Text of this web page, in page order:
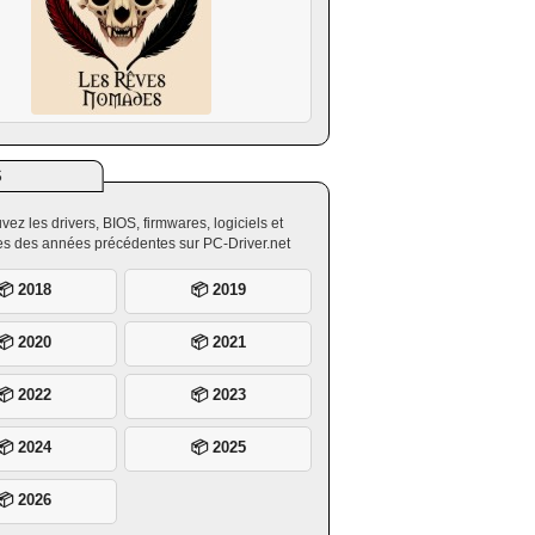
les drivers, BIOS, firmwares, logiciels et
des années précédentes sur PC-Driver.net
2018 📦 2019
2020 📦 2021
2022 📦 2023
2024 📦 2025
2026